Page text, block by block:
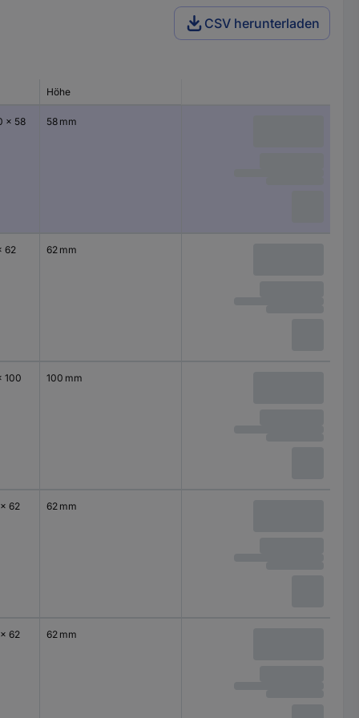
CSV herunterladen
Höhe
x 58 58 mm
62 62 mm
100 100 mm
62 62 mm
62 62 mm